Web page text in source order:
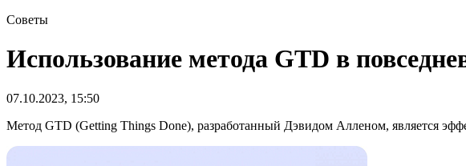
Советы
Использование метода GTD в
07.10.2023, 15:50
Метод GTD (Getting Things Done), разработанный Дэвидом Алленом, является